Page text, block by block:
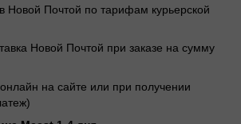
Новой Почтой по тарифам курьерской
Новой Почтой при заказе на сумму
на сайте или при получении